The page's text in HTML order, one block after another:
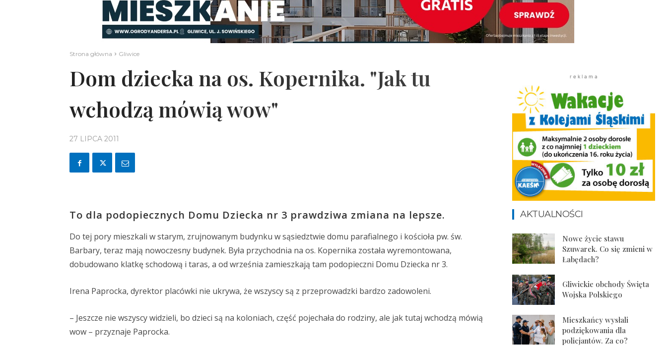
Strona główna Gliwice
Dom dziecka na os. Kopernika. "Jak tu
wchodzą mówią wow"
27 LIPCA 2011
To dla podopiecznych Domu Dziecka nr 3 prawdziwa zmiana na lepsze.
Do tej pory mieszkali w starym, zrujnowanym budynku w sąsiedztwie domu parafialnego i kościoła pw. św.
Barbary, teraz mają nowoczesny budynek. Była przychodnia na os. Kopernika została wyremontowana,
dobudowano klatkę schodową i taras, a od września zamieszkają tam podopieczni Domu Dziecka nr 3.
Irena Paprocka, dyrektor placówki nie ukrywa, że wszyscy są z przeprowadzki bardzo zadowoleni.
– Jeszcze nie wszyscy widzieli, bo dzieci są na koloniach, część pojechała do rodziny, ale jak tutaj wchodzą mówią
wow – przyznaje Paprocka.
r e k l a m a
AKTUALNOŚCI
Nowe życie stawu
Szuwarek. Co się zmieni w
Łabędach?
Gliwickie obchody Święta
Wojska Polskiego
Mieszkańcy wysłali
podziękowania dla
policjantów. Za co?